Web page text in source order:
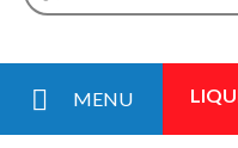
MENU